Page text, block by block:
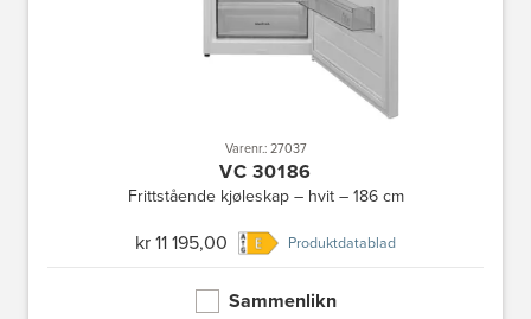
Varenr.: 27037
VC 30186
Frittstående kjøleskap – hvit – 186 cm
kr 11 195,00 Produktdatablad
Sammenlikn